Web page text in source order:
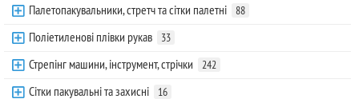
Палетопакувальники, стретч та сітки палетні 88
Поліетиленові плівки рукав 33
Стрепінг машини, інструмент, стрічки 242
Сітки пакувальні та захисні 16